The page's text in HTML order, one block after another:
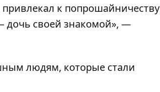
к попрошайничеству
дочь своей знакомой», —
людям, которые стали